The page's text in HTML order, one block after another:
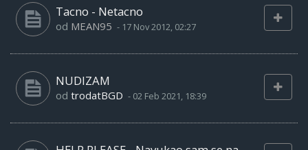
Tacno - Netacno
od MEAN95 - 17 Nov 2012, 02:27
NUDIZAM
od trodatBGD - 02 Feb 2021, 18:39